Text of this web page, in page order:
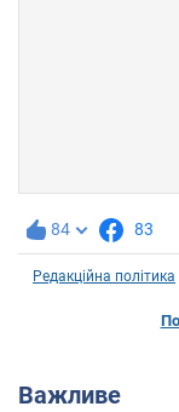
84 83
Редакційна політика
Важливе